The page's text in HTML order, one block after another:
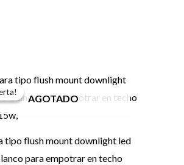
AGOTADO
tipo flush mount downlight led
para empotrar en techo
precio
original
$1,900.59.
El
precio
actual